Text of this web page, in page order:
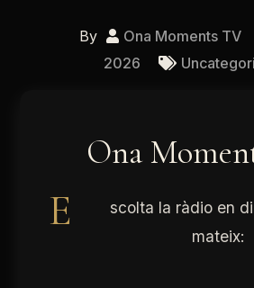
By Ona Moments TV
2026
Ona
E
scolta la ràdio en
mateix: